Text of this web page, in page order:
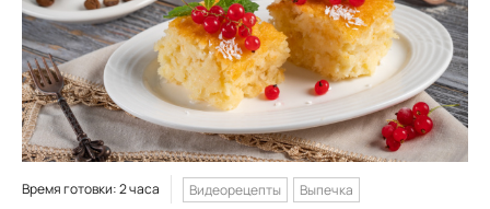
Время готовки: 2 часа Видеорецепты Выпечка